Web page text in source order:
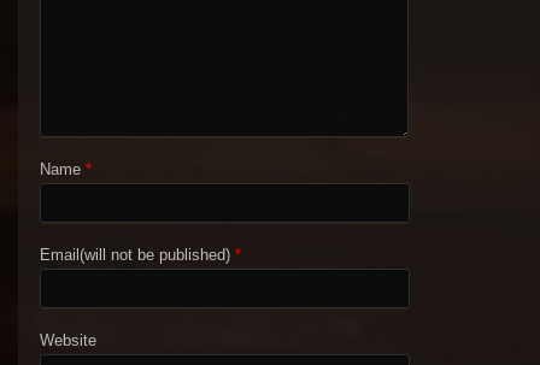
Name *
Email(will not be published) *
Website